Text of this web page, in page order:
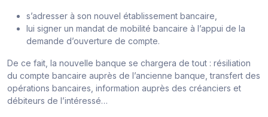
s’adresser à son nouvel établissement bancaire,
lui signer un mandat de mobilité bancaire à l’appui de la
demande d’ouverture de compte.
De ce fait, la nouvelle banque se chargera de tout : résiliation
du compte bancaire auprès de l’ancienne banque, transfert des
opérations bancaires, information auprès des créanciers et
débiteurs de l’intéressé…